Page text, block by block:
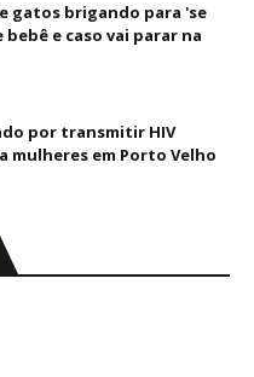
gatos brigando para 'se
e caso vai parar na
por transmitir HIV
mulheres em Porto Velho